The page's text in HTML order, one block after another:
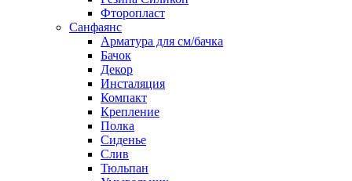
Фторопласт
Санфаянс
Арматура для см/бачка
Бачок
Декор
Инсталяция
Компакт
Крепление
Полка
Сиденье
Слив
Тюльпан